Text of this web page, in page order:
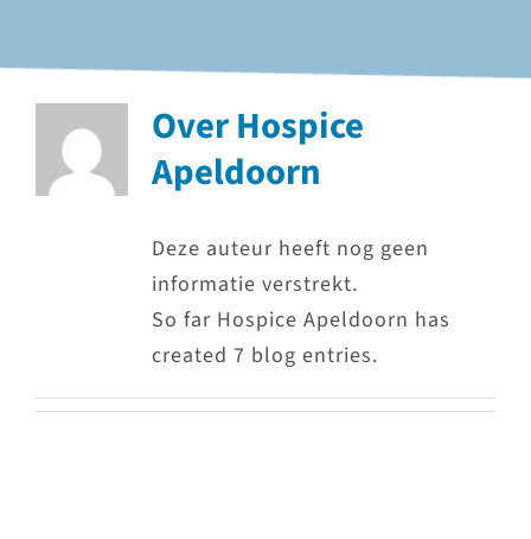
OverHospice
Apeldoorn
Deze auteur heeft nog geen
informatie verstrekt.
So far Hospice Apeldoorn has
created 7 blog entries.